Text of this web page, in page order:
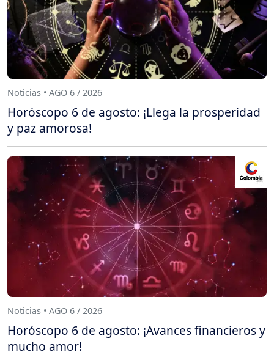
Noticias • AGO 6 / 2026
Horóscopo 6 de agosto: ¡Llega la prosperidad
y paz amorosa!
Noticias • AGO 6 / 2026
Horóscopo 6 de agosto: ¡Avances financieros y
mucho amor!